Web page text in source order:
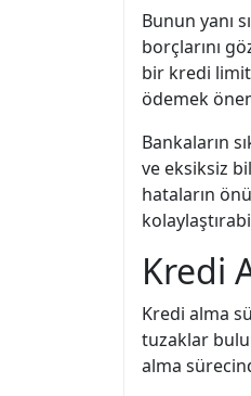
Bunun yanı
borçlarını
bir kredi
ödemek
Bankaların
ve eksiksiz
hataların
Kredi
Kredi alma
tuzaklar
alma